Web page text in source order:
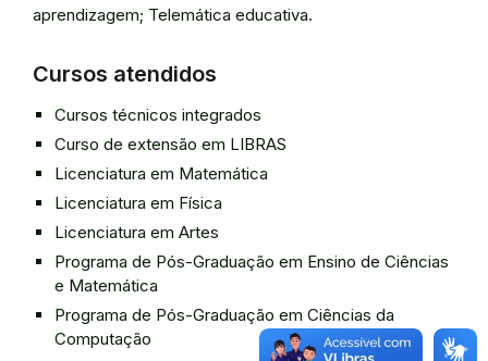
aprendizagem; Telemática educativa.
Cursos atendidos
Cursos técnicos integrados
Curso de extensão em LIBRAS
Licenciatura em Matemática
Licenciatura em Física
Licenciatura em Artes
Programa de Pós-Graduação em Ensino de Ciências
e Matemática
Programa de Pós-Graduação em Ciências da
Computação